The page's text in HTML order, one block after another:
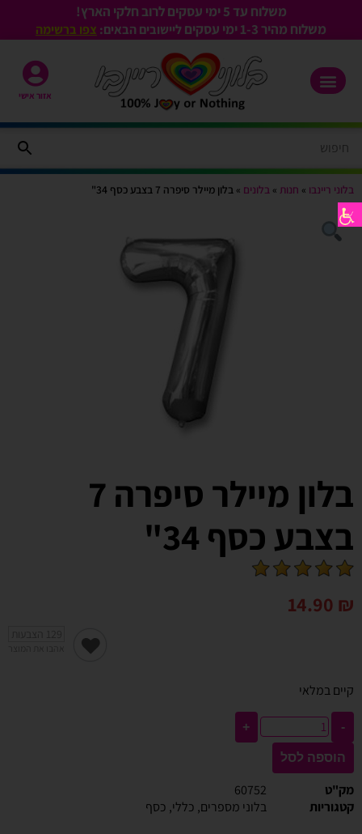
משלוח עד 5 ימי עסקים לרוב חלקי הארץ!
משלוח מהיר 1-3
ימי עסקים ליישובים הבאים: צפו ברשימה
אזור אישי
בלוני ריינבו » חנות » בלונים » בלון מיילר סיפרה 7 בצבע כסף 34"
בלון מיילר סיפרה 7
בצבע כסף 34"
14.90 ₪
קיים במלאי
-
+
הוספה לסל
מק"ט
60752
קטגוריות
בלוני מספרים, כללי, כסף